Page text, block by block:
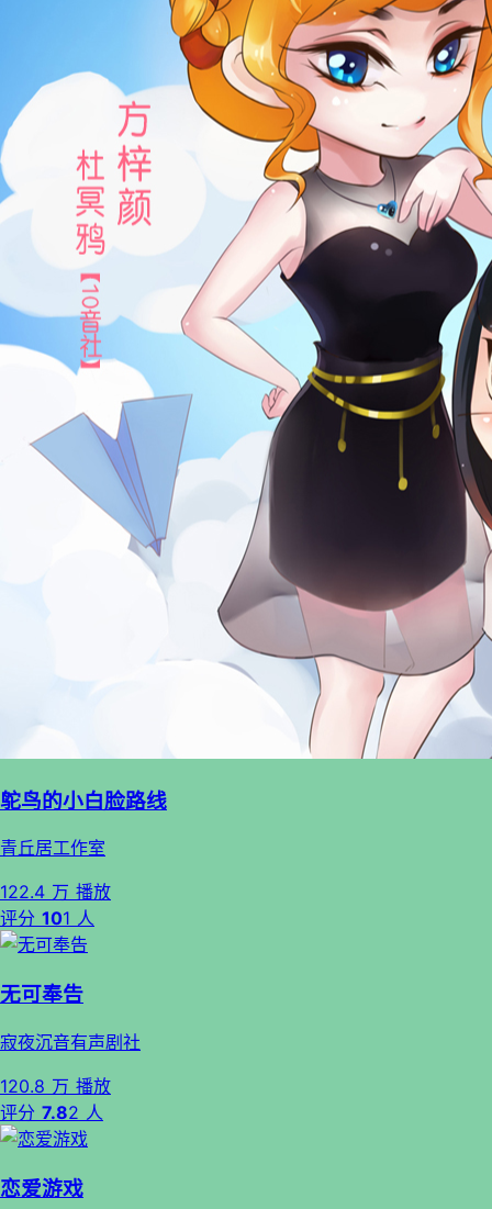
鸵鸟的小白脸路线
青丘居工作室
122.4 万 播放
评分 101 人
无可奉告
寂夜沉音有声剧社
120.8 万 播放
评分 7.82 人
恋爱游戏